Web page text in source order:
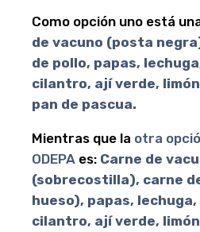
Como opción uno está
de vacuno (posta
de pollo, papas,
cilantro, ají verde,
pan de pascua.
Mientras que la otra
ODEPA es: Carne de
(sobrecostilla), carne
hueso), papas,
cilantro, ají verde,